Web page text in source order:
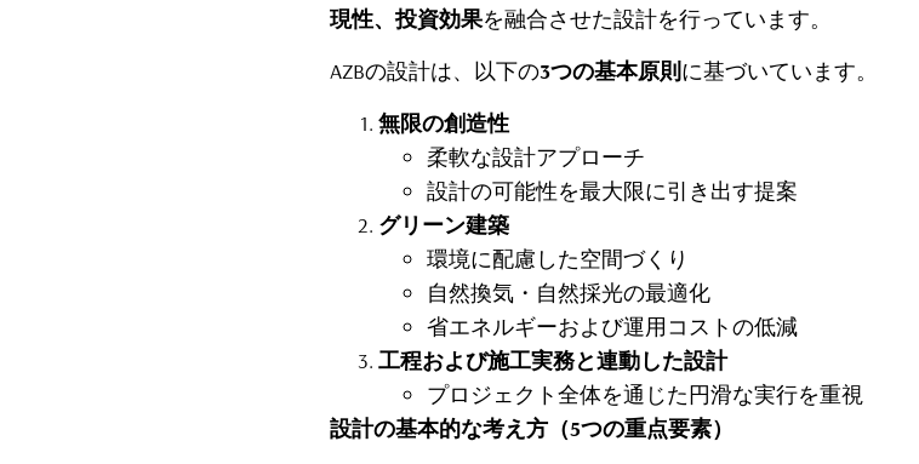
現性、投資効果を融合させた設計を行っています。
AZBの設計は、以下の3つの基本原則 に基づいています。
無限の創造性
柔軟な設計アプローチ
設計の可能性を最大限に引き出す提案
グリーン建築
環境に配慮した空間づくり
自然換気・自然採光の最適化
省エネルギーおよび運用コストの低減
工程および施工実務と連動した設計
プロジェクト全体を通じた円滑な実行を重視
設計の基本的な考え方（5つの重点要素）